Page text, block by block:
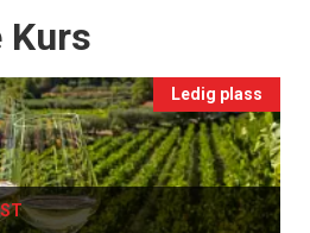
Kurs
Ledig plass